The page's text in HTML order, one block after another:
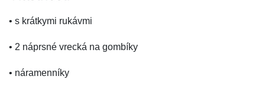
• s krátkymi rukávmi
• 2 náprsné vrecká na gombíky
• náramenníky